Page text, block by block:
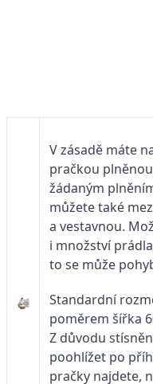
V zásadě máte
pračkou
žádaným
můžete také
a vestavnou.
i množství
to se může
Standardní
poměrem šířka
Z důvodu
poohlížet po
pračky najdete,